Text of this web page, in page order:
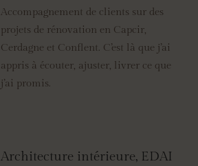
Accompagnement de clients sur des
projets de rénovation en Capcir,
Cerdagne et Conflent. C’est là que j’ai
appris à écouter, ajuster, livrer ce que
j’ai promis.
Architecture intérieure, EDAI